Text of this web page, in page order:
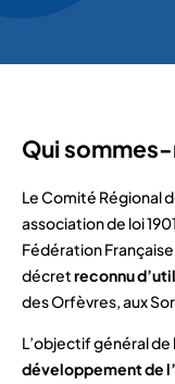
Qui
Le Comité Régional
association de loi
Fédération Française
décretreconnu
des Orfèvres, aux
L’objectif général de
développement de